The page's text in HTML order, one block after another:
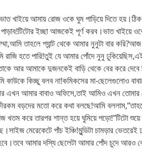
খাইয়ে আমায় রোজ ওকে ঘুম পাড়িয়ে দিতে
ইচ্ছা আজকেই পূর্ণ করব।ভাত খাইয়ে
তাহলে প্যান্ট থেকে আমার নুনুটা বার
রাজি হতে পারি!তুই যে আমার পোঁদে নুনু
আর আমাকে দুজনকেই বাড়ি থেকে বের করে
কাউকে কিচ্ছু বলব না!কমিকসের মা-ছেলেগুলোও
আমার বাবাও অফিসে,তাই আমিও এখন তোমার
বড়দের মতো করে কথা বলছে!আমি
খতম করে তারপর শান্ত হয়ে ঘুমিয়ে পড়ো!”টিটো
মেরেকেটে পাঁচ ইঞ্চি!মুন্ডিটা চামড়ার
আমার দস্যি ছেলেটা আমার পোঁদ চুদে